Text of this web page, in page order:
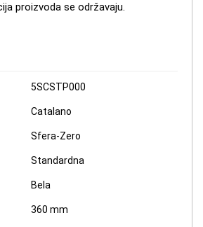
proizvoda se održavaju.
5SCSTP000
Catalano
Sfera-Zero
Standardna
Bela
360 mm